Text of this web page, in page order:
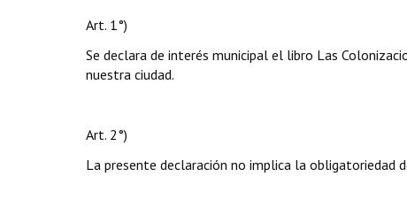
Art. 1°)
Se declara de interés municipal el libro Las
nuestra ciudad.
Art. 2°)
La presente declaración no implica la obligatoriedad